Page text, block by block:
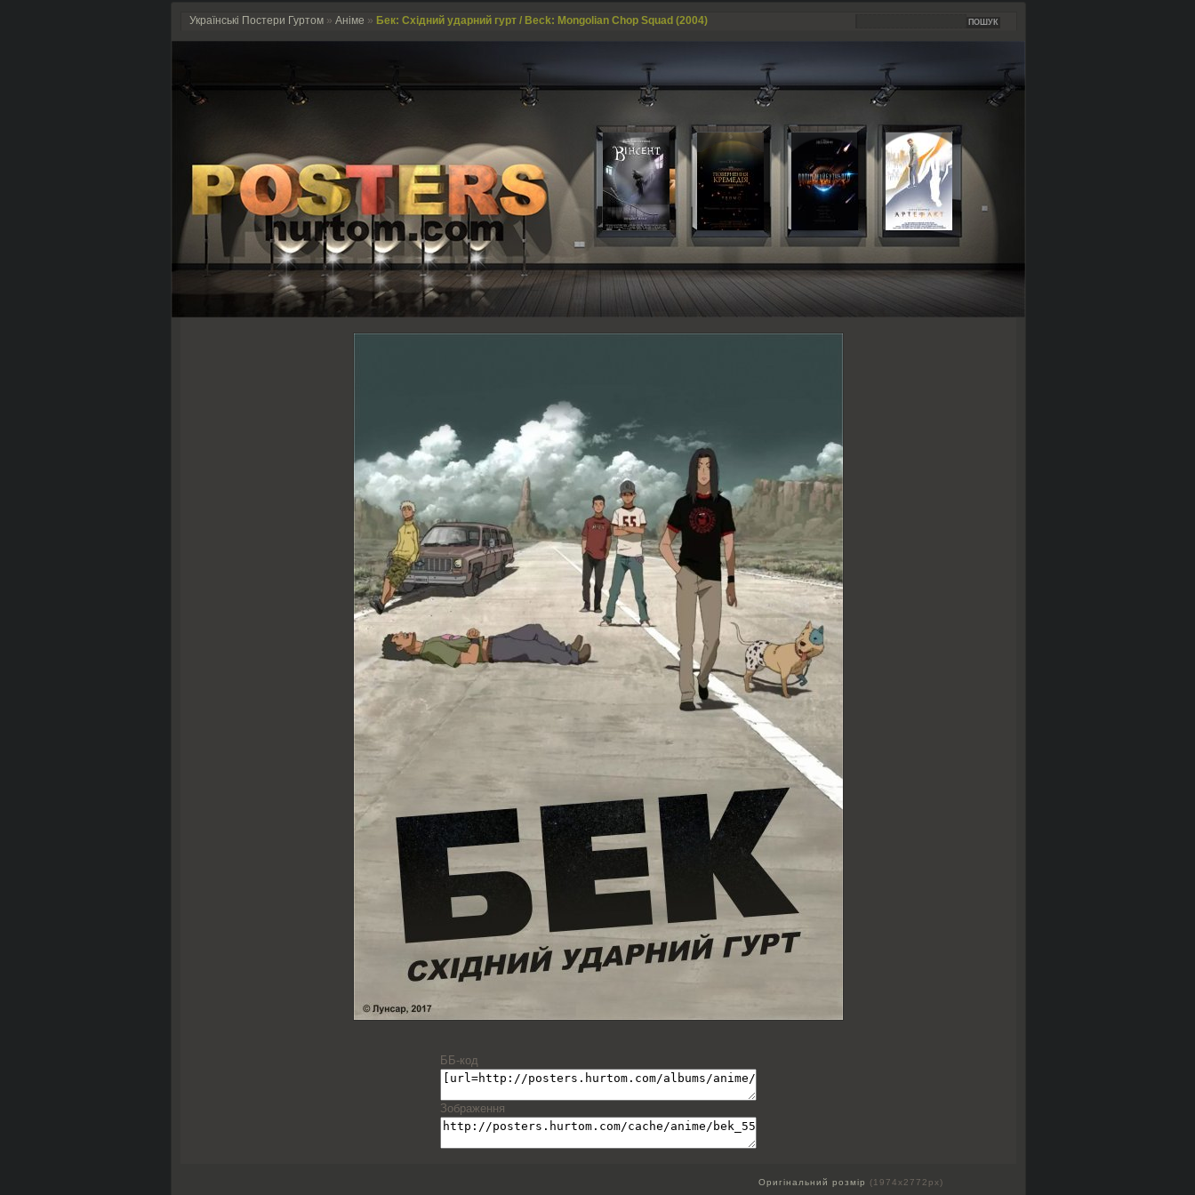
Українські Постери Гуртом » Аніме » Бек: Східний ударний гурт / Beck: Mongolian Chop Squad (2004)
ББ-код
Зображення
Оригінальний розмір (1974x2772px)